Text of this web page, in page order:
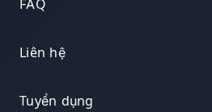
FAQ
Liên hệ
Tuyển dụng